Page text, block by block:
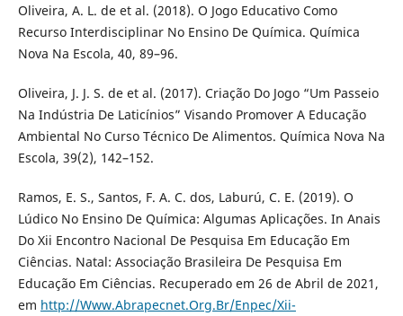
Oliveira, A. L. de et al. (2018). O Jogo Educativo Como
Recurso Interdisciplinar No Ensino De Química. Química
Nova Na Escola, 40, 89–96.
Oliveira, J. J. S. de et al. (2017). Criação Do Jogo “Um Passeio
Na Indústria De Laticínios” Visando Promover A Educação
Ambiental No Curso Técnico De Alimentos. Química Nova Na
Escola, 39(2), 142–152.
Ramos, E. S., Santos, F. A. C. dos, Laburú, C. E. (2019). O
Lúdico No Ensino De Química: Algumas Aplicações. In Anais
Do Xii Encontro Nacional De Pesquisa Em Educação Em
Ciências. Natal: Associação Brasileira De Pesquisa Em
Educação Em Ciências. Recuperado em 26 de Abril de 2021,
em http://Www.Abrapecnet.Org.Br/Enpec/Xii-